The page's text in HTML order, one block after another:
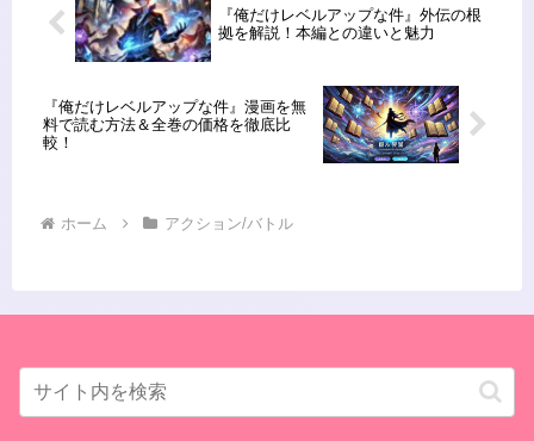
『俺だけレベルアップな件』外伝の根
拠を解説！本編との違いと魅力
『俺だけレベルアップな件』漫画を無
料で読む方法＆全巻の価格を徹底比
較！
ホーム アクション/バトル